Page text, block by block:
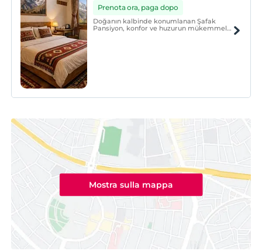
Prenota ora, paga dopo
Doğanın kalbinde konumlanan Şafak
Pansiyon, konfor ve huzurun mükemmel
Mostra sulla mappa